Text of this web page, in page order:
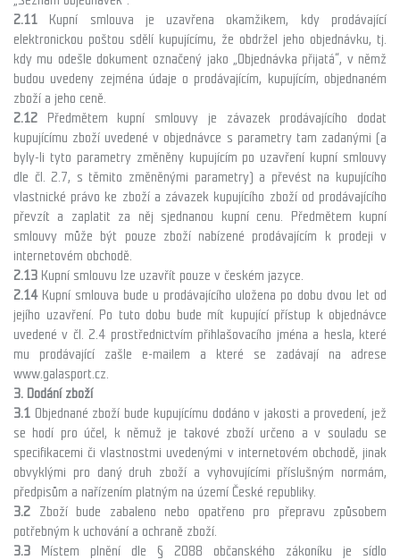
2.11
Kupní smlouva je uzavřena okamžikem, kdy prodávající
elektronickou poštou sdělí kupujícímu, že obdržel jeho objednávku, tj.
kdy mu odešle dokument označený jako „Objednávka přijatá“, v němž
budou uvedeny zejména údaje o prodávajícím, kupujícím, objednaném
zboží a jeho ceně.
2.12
Předmětem kupní smlouvy je závazek prodávajícího dodat
kupujícímu zboží uvedené v objednávce s parametry tam zadanými (a
byly-li tyto parametry změněny kupujícím po uzavření kupní smlouvy
dle čl. 2.7, s těmito změněnými parametry) a převést na kupujícího
vlastnické právo ke zboží a závazek kupujícího zboží od prodávajícího
převzít a zaplatit za něj sjednanou kupní cenu. Předmětem kupní
smlouvy může být pouze zboží nabízené prodávajícím k prodeji v
internetovém obchodě.
2.13 Kupní smlouvu lze uzavřít pouze v českém jazyce.
2.14Kupní smlouva bude u prodávajícího uložena po dobu dvou let od
jejího uzavření. Po tuto dobu bude mít kupující přístup k objednávce
uvedené v čl. 2.4 prostřednictvím přihlašovacího jména a hesla, které
mu prodávající zašle e-mailem a které se zadávají na adrese
www.galasport.cz.
3. Dodání zboží
3.1 Objednané zboží bude kupujícímu dodáno v jakosti a provedení, jež
se hodí pro účel, k němuž je takové zboží určeno a v souladu se
specifikacemi či vlastnostmi uvedenými v internetovém obchodě, jinak
obvyklými pro daný druh zboží a vyhovujícími příslušným normám,
předpisům a nařízením platným na území České republiky.
3.2
Zboží bude zabaleno nebo opatřeno pro přepravu způsobem
potřebným k uchování a ochraně zboží.
3.3
Místem plnění dle § 2088 občanského zákoníku je sídlo